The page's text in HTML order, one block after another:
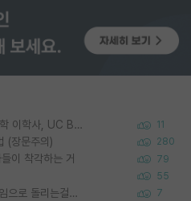
Korea University 수학, 컴퓨터과학 이학사, UC Berkeley 산업공학 대학원 공학박사가 되는 것은 쉽지 않겠죠? 11
(장문주의) 280
이 착각하는 거 79
55
왜 후배가 못하는걸 교수님은 내 책임으로 돌리는걸까요? 7